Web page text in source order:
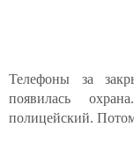
Телефоны за
появилась
полицейский.